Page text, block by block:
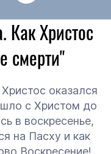
Христос
смерти"
оказался
с Христом до
в воскресенье,
на Пасху и как
Воскресение!